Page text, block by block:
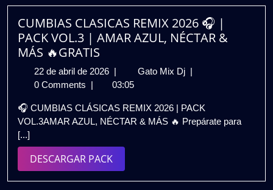
|
𝗚𝗥𝗔𝗧𝗜𝗦
CUMBIAS CLASICAS REMIX 2026 🎧 |
PACK VOL.3 | AMAR AZUL, NÉCTAR &
MÁS 🔥GRATIS
22 de abril de 2026 22
de
de
2026
Gato Mix Dj CUMBIAS
2026
🎧
|
0 Comments
03:05
🎧 CUMBIAS CLÁSICAS REMIX 2026 | PACK
VOL.3AMAR AZUL, NÉCTAR & MÁS 🔥 Prepárate para
[...]
DESCARGAR PACKDESCARGAR
PACK